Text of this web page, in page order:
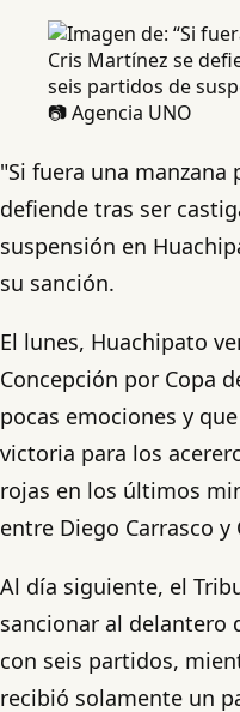
📷 Agencia UNO
"Si fuera una manzana
defiende tras ser
suspensión en
su sanción.
El lunes, Huachipato
Concepción por Copa
pocas emociones y
victoria para los
rojas en los últimos
entre Diego Carrasco y
Al día siguiente, el
sancionar al delantero
con seis partidos,
recibió solamente un